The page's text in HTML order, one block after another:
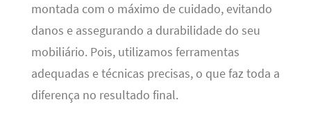
montada com o máximo de cuidado, evitando
danos e assegurando a durabilidade do seu
mobiliário. Pois, utilizamos ferramentas
adequadas e técnicas precisas, o que faz toda a
diferença no resultado final.